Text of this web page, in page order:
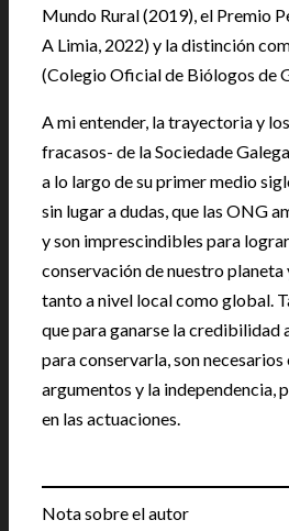
Mundo Rural (2019), el Premio
A Limia, 2022) y la distinción
(Colegio Oficial de Biólogos de
A mi entender, la trayectoria y
fracasos- de la Sociedade
a lo largo de su primer medio
sin lugar a dudas, que las ONG
y son imprescindibles para
conservación de nuestro
tanto a nivel local como global.
que para ganarse la credibilidad
para conservarla, son necesarios
argumentos y la independencia,
en las actuaciones.
Nota sobre el autor